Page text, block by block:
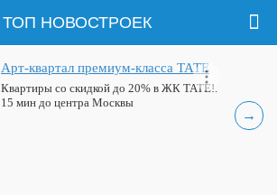
ТОП НОВОСТРОЕК
→
Арт-квартал премиум-класса ТАТЕ
Квартиры со скидкой до 20% в ЖК ТАТЕ!.
15 мин до центра Москвы